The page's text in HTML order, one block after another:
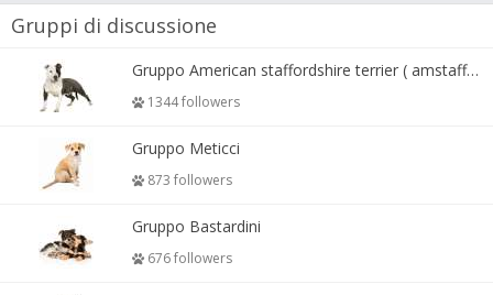
Gruppi di discussione
Gruppo American staffordshire terrier ( amstaff, amastaff )
1344 followers
Gruppo Meticci
873 followers
Gruppo Bastardini
676 followers